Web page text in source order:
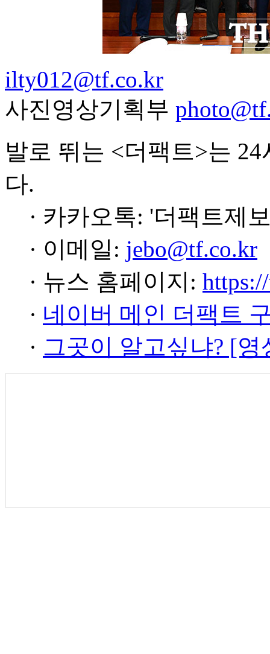
ilty012@tf.co.kr
사진영상기획부
발로 뛰는 <더팩트>는
다.
· 카카오톡: '더팩트제
· 이메일: jebo@tf.co.kr
· 뉴스 홈페이지:
· 네이버 메인 더팩트
· 그곳이 알고싶냐? [